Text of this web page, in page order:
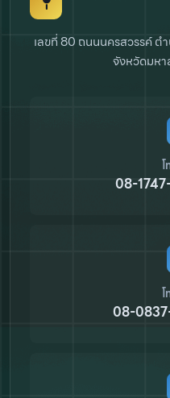
เลขที่ 80 ถนนนครสวรรค์ ต
จังหวัดมห
08-
08-